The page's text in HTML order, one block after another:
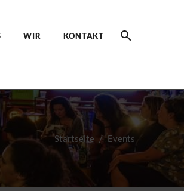
WIR KONTAKT
Startseite Events